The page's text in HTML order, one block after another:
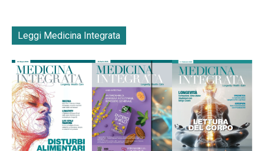
Leggi Medicina Integrata